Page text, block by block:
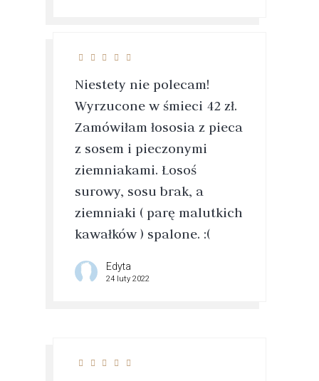
Niestety nie polecam!
Wyrzucone w śmieci 42 zł.
Zamówiłam łososia z pieca
z sosem i pieczonymi
ziemniakami. Łosoś
surowy, sosu brak, a
ziemniaki ( parę malutkich
kawałków ) spalone. :(
Edyta
24 luty 2022